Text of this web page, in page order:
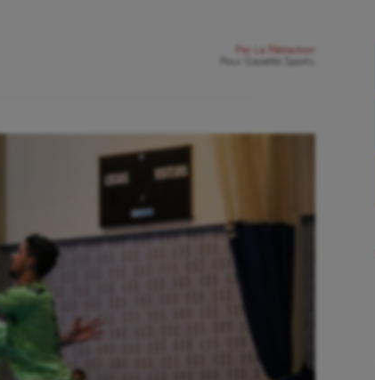
Par
La Rédaction
Gazette Sports